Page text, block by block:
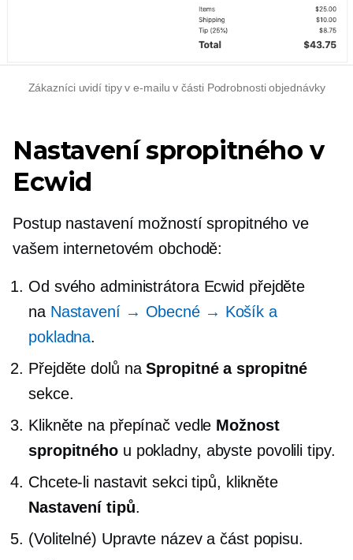
Zákazníci uvidí tipy v e-mailu v části Podrobnosti objednávky
Nastavení spropitného v
Ecwid
Postup nastavení možností spropitného ve
vašem internetovém obchodě:
Od svého administrátora Ecwid přejděte
na Nastavení → Obecné → Košík a
pokladna.
Přejděte dolů naSpropitné a spropitné
sekce.
Klikněte na přepínač vedle Možnost
spropitnéhou pokladny, abyste povolili tipy.
Chcete-li nastavit sekci tipů, klikněte
Nastavení tipů.
(Volitelné) Upravte název a část popisu.